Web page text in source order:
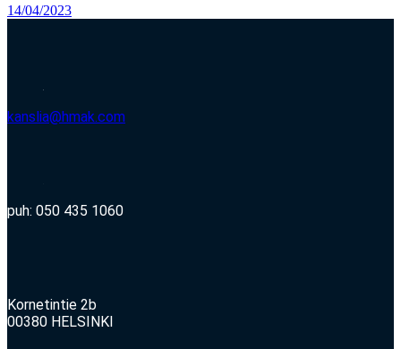
14/04/2023
kanslia@hmak.com
puh: 050 435 1060
Kornetintie 2b
00380 HELSINKI